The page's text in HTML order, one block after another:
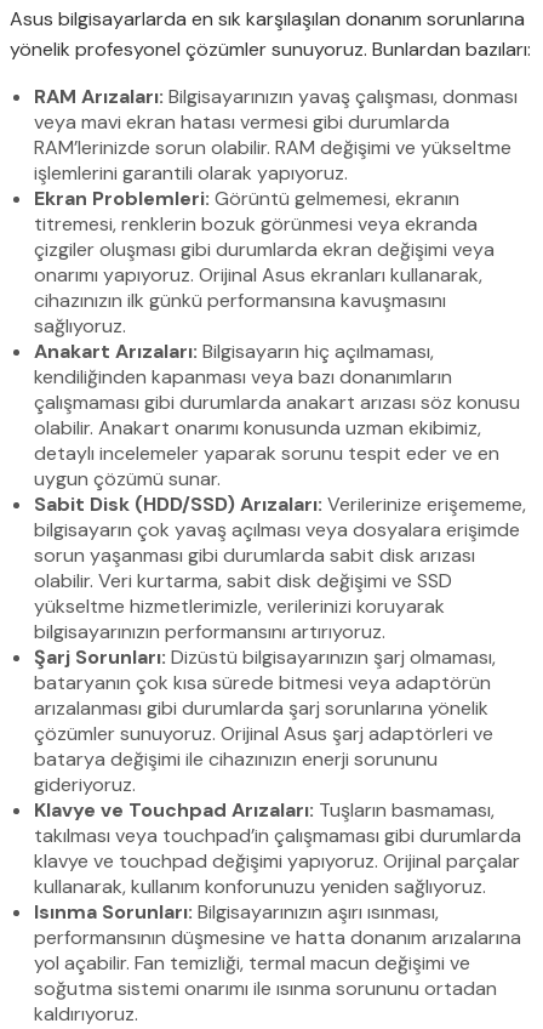
Asus bilgisayarlarda en sık karşılaşılan donanım sorunlarına
yönelik profesyonel çözümler sunuyoruz. Bunlardan bazıları:
RAM Arızaları: Bilgisayarınızın yavaş çalışması, donması
veya mavi ekran hatası vermesi gibi durumlarda
RAM’lerinizde sorun olabilir. RAM değişimi ve yükseltme
işlemlerini garantili olarak yapıyoruz.
Ekran Problemleri: Görüntü gelmemesi, ekranın
titremesi, renklerin bozuk görünmesi veya ekranda
çizgiler oluşması gibi durumlarda ekran değişimi veya
onarımı yapıyoruz. Orijinal Asus ekranları kullanarak,
cihazınızın ilk günkü performansına kavuşmasını
sağlıyoruz.
Anakart Arızaları: Bilgisayarın hiç açılmaması,
kendiliğinden kapanması veya bazı donanımların
çalışmaması gibi durumlarda anakart arızası söz konusu
olabilir. Anakart onarımı konusunda uzman ekibimiz,
detaylı incelemeler yaparak sorunu tespit eder ve en
uygun çözümü sunar.
Sabit Disk (HDD/SSD) Arızaları: Verilerinize erişememe,
bilgisayarın çok yavaş açılması veya dosyalara erişimde
sorun yaşanması gibi durumlarda sabit disk arızası
olabilir. Veri kurtarma, sabit disk değişimi ve SSD
yükseltme hizmetlerimizle, verilerinizi koruyarak
bilgisayarınızın performansını artırıyoruz.
Şarj Sorunları: Dizüstü bilgisayarınızın şarj olmaması,
bataryanın çok kısa sürede bitmesi veya adaptörün
arızalanması gibi durumlarda şarj sorunlarına yönelik
çözümler sunuyoruz. Orijinal Asus şarj adaptörleri ve
batarya değişimi ile cihazınızın enerji sorununu
gideriyoruz.
Klavye ve Touchpad Arızaları: Tuşların basmaması,
takılması veya touchpad’in çalışmaması gibi durumlarda
klavye ve touchpad değişimi yapıyoruz. Orijinal parçalar
kullanarak, kullanım konforunuzu yeniden sağlıyoruz.
Isınma Sorunları: Bilgisayarınızın aşırı ısınması,
performansının düşmesine ve hatta donanım arızalarına
yol açabilir. Fan temizliği, termal macun değişimi ve
soğutma sistemi onarımı ile ısınma sorununu ortadan
kaldırıyoruz.